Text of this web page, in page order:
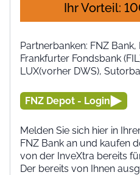
Ihr Vorteil:
Partnerbanken: FNZ
Frankfurter Fondsbank
LUX(vorher DWS),
FNZ Depot - Login
Melden Sie sich hier in
FNZ Bank an und kaufen
von der InveXtra bereits
Der bereits von Ihnen